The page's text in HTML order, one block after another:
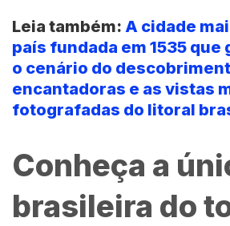
Leia também: A cidade
país fundada em 1535 que
o cenário do
encantadoras e as vistas
fotografadas do litoral
Conheça a
brasileira do